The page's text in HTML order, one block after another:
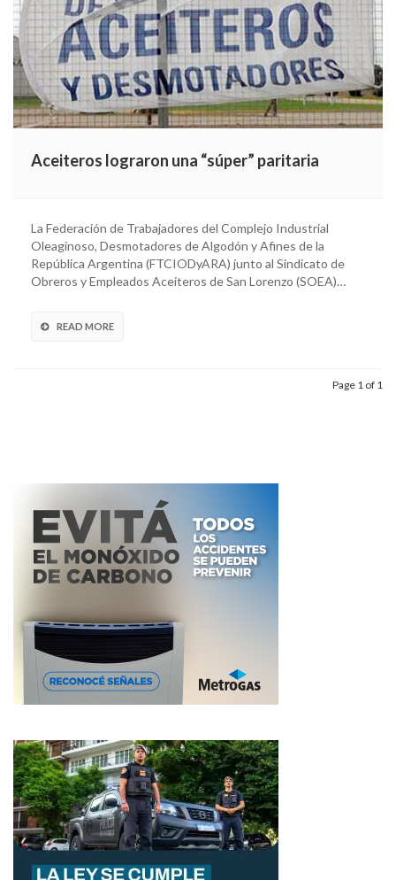
Aceiteros lograron una “súper” paritaria
La Federación de Trabajadores del Complejo Industrial
Oleaginoso, Desmotadores de Algodón y Afines de la
República Argentina (FTCIODyARA) junto al Sindicato de
Obreros y Empleados Aceiteros de San Lorenzo (SOEA)…
READ MORE
Page 1 of 1